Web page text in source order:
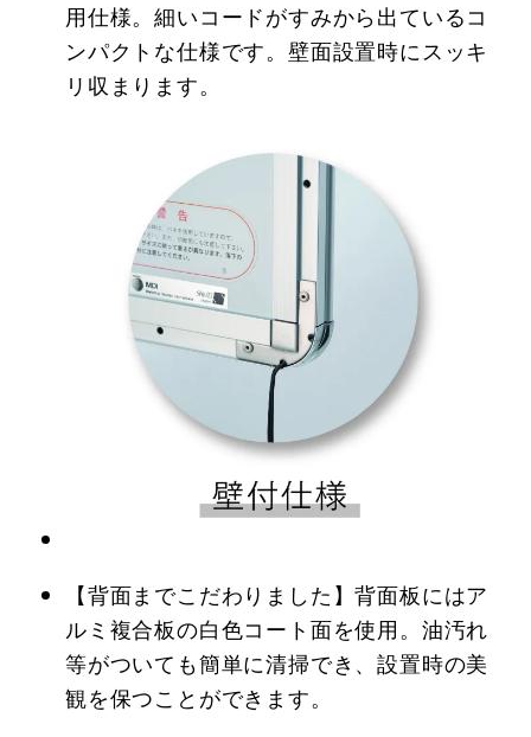
用仕様。細いコードがすみから出ているコ
ンパクトな仕様です。壁面設置時にスッキ
リ収まります。
【背面までこだわりました】背面板にはア
ルミ複合板の白色コート面を使用。油汚れ
等がついても簡単に清掃でき、設置時の美
観を保つことができます。